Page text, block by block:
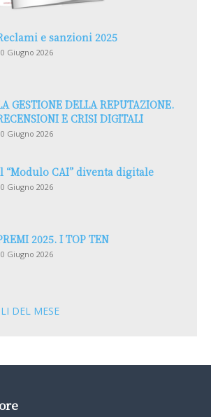
e sanzioni 2025
Giugno 2026
GESTIONE DELLA REPUTAZIONE.
E CRISI DIGITALI
Giugno 2026
“Modulo CAI” diventa digitale
Giugno 2026
2025. I TOP TEN
Giugno 2026
DEL MESE